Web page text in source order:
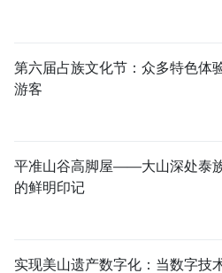
第六届占族文化节：众多特色体
游客
平准山谷高脚屋——大山深处泰
的鲜明印记
实现美山遗产数字化：当数字技